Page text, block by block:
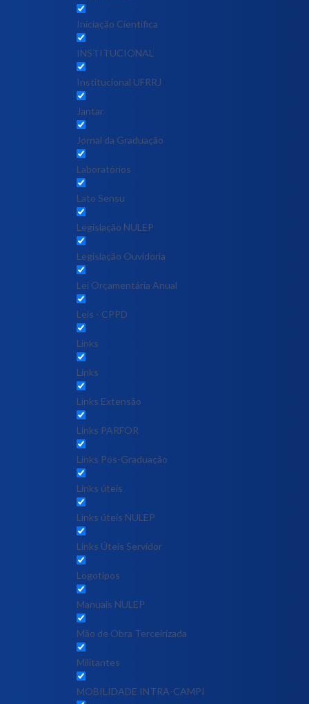
Iniciação Científica
INSTITUCIONAL
Institucional UFRRJ
Jantar
Jornal da Graduação
Laboratórios
Lato Sensu
Legislação NULEP
Legislação Ouvidoria
Lei Orçamentária Anual
Leis - CPPD
Links
Links
Links Extensão
Links PARFOR
Links Pós-Graduação
Links úteis
Links úteis NULEP
Links Úteis Servidor
Logotipos
Manuais NULEP
Mão de Obra Terceirizada
Militantes
MOBILIDADE INTRA-CAMPI